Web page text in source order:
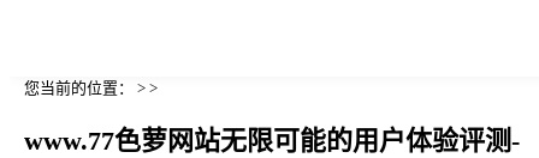
您当前的位置： > >
www.77色萝网站无限可能的用户体验评测-